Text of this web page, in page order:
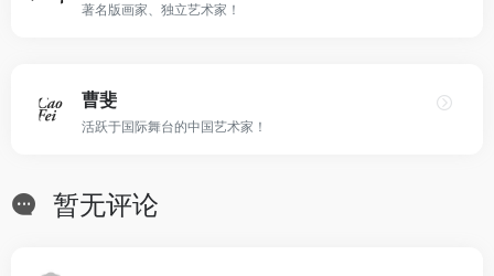
著名版画家、独立艺术家！
曹斐
活跃于国际舞台的中国艺术家！
暂无评论